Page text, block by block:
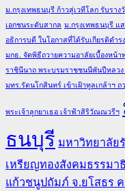
ม.กรุงเทพธนบุรี ก้าวสู่เวทีโลก รับรา
เอกชนระดับสากล ม.กรุงเทพธนบุรี แ
อธิการบดี ในโอกาสที่ได้รับเกียรติดำ
มกธ. จัดพิธีถวายความอาลัยเบื้องหน้
ราชินีนาถ พระบรมราชชนนีพันปีหล
มทร.รัตนโกสินทร์ เข้าเฝ้าทูลเกล้า
พระเจ้าลูกยาเธอ เจ้าฟ้าสิริวัณณวรีฯ
ธนบุรี มหาวิทยาลัย
เหรียญทองสังคมธรรม
แก้วชนูปถัมภ์ จ.ยโสธร